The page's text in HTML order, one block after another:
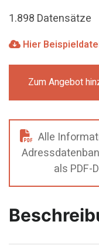
1.898 Datensätze
Hier
Zum Angebot
Alle
als PDF-